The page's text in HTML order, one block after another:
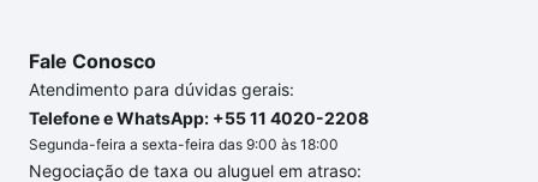
Fale Conosco
Atendimento para dúvidas gerais:
Telefone e WhatsApp: +55 11 4020-2208
Segunda-feira a sexta-feira das 9:00 às 18:00
Negociação de taxa ou aluguel em atraso: